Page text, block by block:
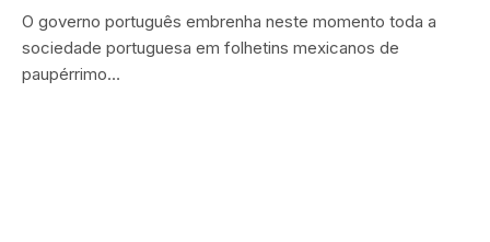
O governo português embrenha neste momento toda a
sociedade portuguesa em folhetins mexicanos de
paupérrimo…